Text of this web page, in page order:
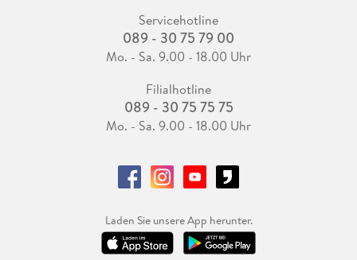
Servicehotline
089 - 30 75 79 00
Mo. - Sa. 9.00 - 18.00 Uhr
Filialhotline
089 - 30 75 75 75
Mo. - Sa. 9.00 - 18.00 Uhr
Laden Sie unsere App herunter.